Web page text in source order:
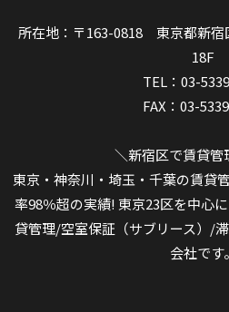
所在地：〒163-0818 東京都新宿
18F
TEL：03-
FAX：03-
＼新宿区で賃貸管
東京・神奈川・埼玉・千葉の賃貸
率98％超の実績! 東京23区を中心
貸管理/空室保証（サブリース）/
会社です。